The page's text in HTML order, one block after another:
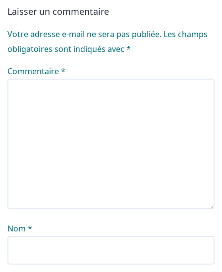
Laisser un commentaire
Votre adresse e-mail ne sera pas publiée. Les champs
obligatoires sont indiqués avec *
Commentaire*
Nom *